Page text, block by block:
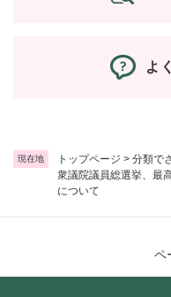
現在地 トップページ > 分類で
衆議院議員総選挙、最
について
よ
ペ